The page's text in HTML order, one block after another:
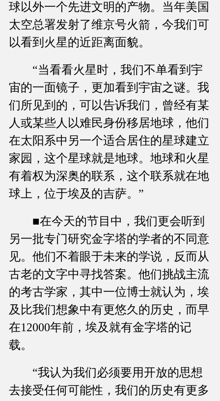
球以外一个先进文明的产物。当年美国
太空总署发射了维京号火箭，今我们可
以看到火星的近距离面貌。
“当看看火星时，我们不单看到宇
宙的一面镜子，更加看到宇宙之谜。我
们所见到的，可以告诉我们，曾经有某
人或某些人以难民身份移居地球，他们
在太阳系中另一个适合居住的星球建立
家园，这个星球就是地球。地球和火星
有着权为深奥的联系，这个联系就在地
球上，位于埃及的吉萨。”
■在今天的节目中，我们更会听到
另一批专门研究金字塔的学者的不同意
见。他们不着眼于未来的学说，反而从
古老的文字中寻找答案。他们挑战主流
的考古学家，其中一位博士就认为，埃
及比我们想象中有更悠久的历史，而早
在12000年前，埃及就有金字塔的记
载。
“我认为我们必须要用开放的思想
去接受任何可能性，我们的历史有更多